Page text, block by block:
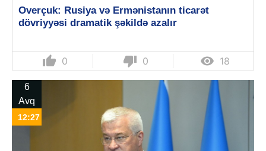
Overçuk: Rusiya və Ermənistanın ticarət
dövriyyəsi dramatik şəkildə azalır
thumb_up 0 thumb_down 0  18
6
Avq
12:27